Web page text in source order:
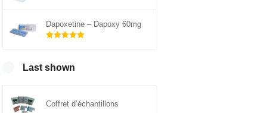
Dapoxetine – Dapoxy 60mg
Last shown
Coffret d’échantillons